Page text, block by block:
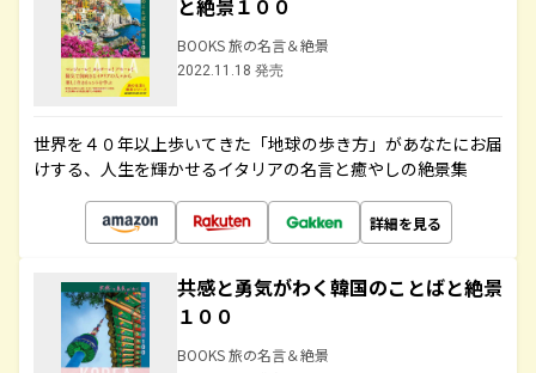
と絶景１００
BOOKS 旅の名言＆絶景
2022.11.18 発売
世界を４０年以上歩いてきた「地球の歩き方」があなたにお届
けする、人生を輝かせるイタリアの名言と癒やしの絶景集
詳細を見る
共感と勇気がわく韓国のことばと絶景
１００
BOOKS 旅の名言＆絶景